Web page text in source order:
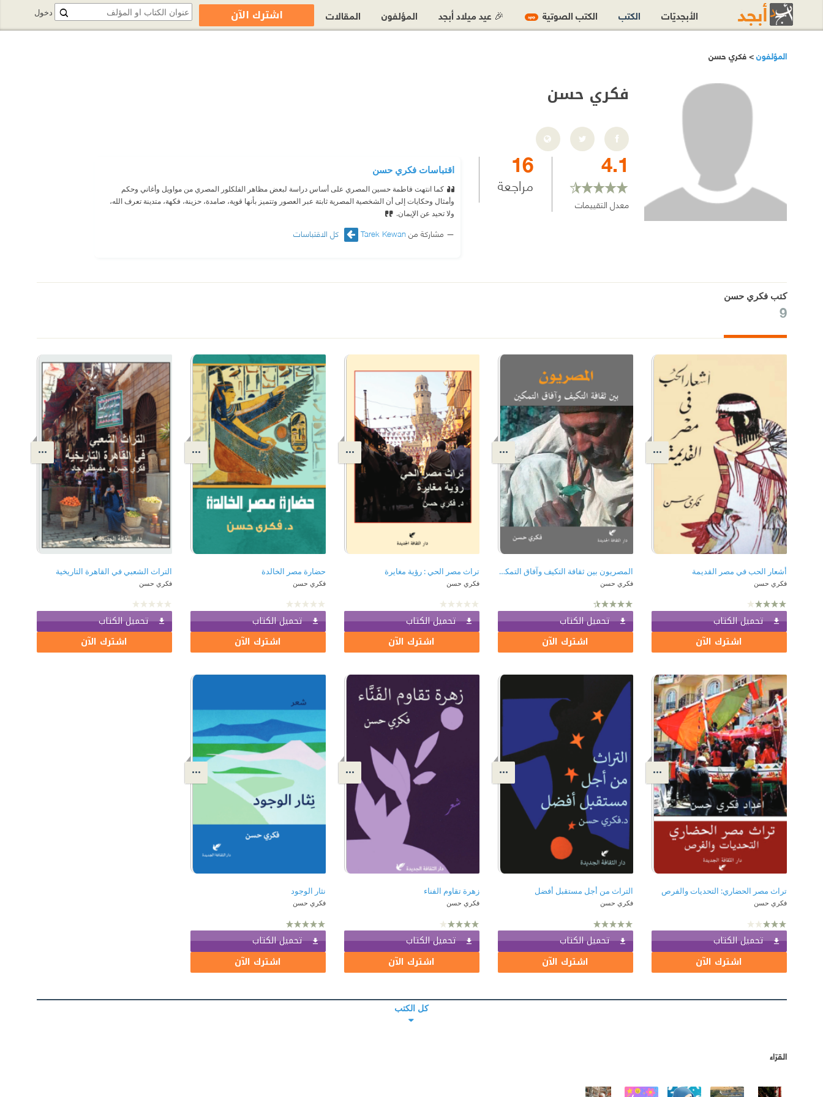
المؤلفون> فكري حسن
فكري حسن
4.1
معدل التقييمات
16
مراجعة
اقتباسات فكري حسن
كما انتهت فاطمة حسين المصري على أساس دراسة لبعض مظاهر الفلكلور المصري من مواويل وأغاني وحكم
وأمثال وحكايات إلى أن الشخصية المصرية ثابتة عبر العصور وتتميز بأنها قوية، صامدة، حزينة، فكهة، متدينة تعرف الله،
ولا تحيد عن الإيمان.
مشاركة منTarek Kewan كل الاقتباسات
كتب فكري حسن
9
أشعار الحب في مصر القديمة
فكري حسن
تحميل الكتاب
اشترك الآن
المصريون بين ثقافة التكيف وآفاق التمكين
فكري حسن
تحميل الكتاب
اشترك الآن
تراث مصر الحي : رؤية مغايرة
فكري حسن
تحميل الكتاب
اشترك الآن
حضارة مصر الخالدة
فكري حسن
تحميل الكتاب
اشترك الآن
التراث الشعبي في القاهرة التاريخية
فكري حسن
تحميل الكتاب
اشترك الآن
تراث مصر الحضاري: التحديات والفرص
فكري حسن
تحميل الكتاب
اشترك الآن
التراث من أجل مستقبل أفضل
فكري حسن
تحميل الكتاب
اشترك الآن
زهرة تقاوم الفناء
فكري حسن
تحميل الكتاب
اشترك الآن
نثار الوجود
فكري حسن
تحميل الكتاب
اشترك الآن
كل الكتب
القرّاء
دخول الأبجديّات الكتب الكتب الصوتية جديد 🎉 عيد ميلاد أبجد المؤلفون المقالات اشترك الآن